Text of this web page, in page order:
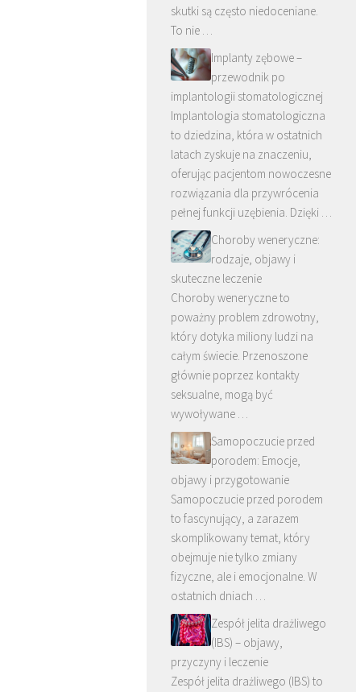
skutki są często niedoceniane.
To nie …
Implanty zębowe –
przewodnik po
implantologii stomatologicznej
Implantologia stomatologiczna
to dziedzina, która w ostatnich
latach zyskuje na znaczeniu,
oferując pacjentom nowoczesne
rozwiązania dla przywrócenia
pełnej funkcji uzębienia. Dzięki …
Choroby weneryczne:
rodzaje, objawy i
skuteczne leczenie
Choroby weneryczne to
poważny problem zdrowotny,
który dotyka miliony ludzi na
całym świecie. Przenoszone
głównie poprzez kontakty
seksualne, mogą być
wywoływane …
Samopoczucie przed
porodem: Emocje,
objawy i przygotowanie
Samopoczucie przed porodem
to fascynujący, a zarazem
skomplikowany temat, który
obejmuje nie tylko zmiany
fizyczne, ale i emocjonalne. W
ostatnich dniach …
Zespół jelita drażliwego
(IBS) – objawy,
przyczyny i leczenie
Zespół jelita drażliwego (IBS) to